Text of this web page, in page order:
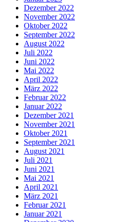
Dezember 2022
November 2022
Oktober 2022
September 2022
August 2022
Juli 2022
Juni 2022
Mai 2022
April 2022
März 2022
Februar 2022
Januar 2022
Dezember 2021
November 2021
Oktober 2021
September 2021
August 2021
Juli 2021
Juni 2021
Mai 2021
April 2021
März 2021
Februar 2021
Januar 2021